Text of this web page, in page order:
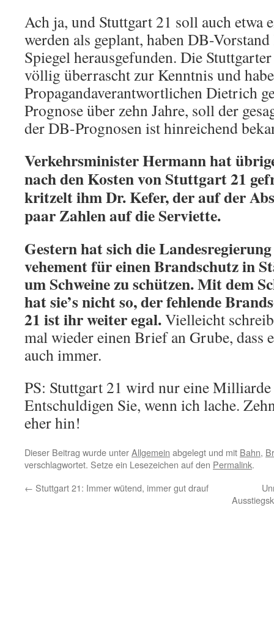
Ach ja, und Stuttgart 21 soll auch etwa
werden als geplant, haben DB-
Spiegel herausgefunden. Die
völlig überrascht zur Kenntnis und
Propagandaverantwortlichen Dietrich
Prognose über zehn Jahre, soll der
der DB-Prognosen ist hinreichend
Verkehrsminister Hermann hat
nach den Kosten von Stuttgart 21
kritzelt ihm Dr. Kefer, der auf der
paar Zahlen auf die Serviette.
Gestern hat sich die
vehement für einen Brandschutz in
um Schweine zu schützen. Mit dem
hat sie’s nicht so, der fehlende
21 ist ihr weiter egal.Vielleicht
mal wieder einen Brief an Grube, dass
auch immer.
PS: Stuttgart 21 wird nur eine
Entschuldigen Sie, wenn ich lache.
eher hin!
Dieser Beitrag wurde unterAllgemein abgelegt und mit Bahn,
verschlagwortet. Setze ein Lesezeichen auf den Permalink.
← Stuttgart 21: Immer wütend, immer gut drauf